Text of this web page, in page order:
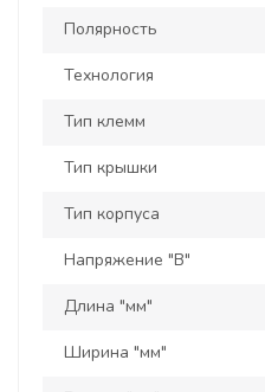
Полярность
Технология
Тип клемм
Тип крышки
Тип корпуса
Напряжение "В"
Длина "мм"
Ширина "мм"